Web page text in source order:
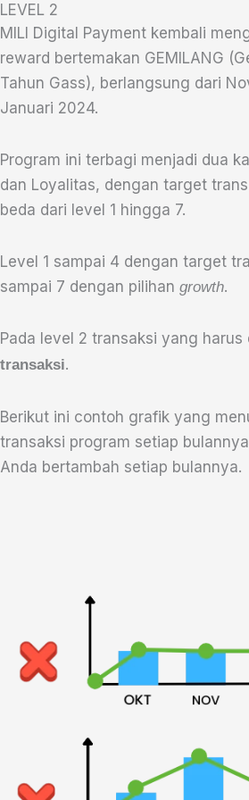
LEVEL 2
MILI Digital Payment kembali
reward bertemakan GEMILANG
Tahun Gass), berlangsung dari
Januari 2024.
Program ini terbagi menjadi dua
dan Loyalitas, dengan target
beda dari level 1 hingga 7.
Level 1 sampai 4 dengan target
sampai 7 dengan pilihan growth.
‌Pada level 2 transaksi yang harus
transaksi.
Berikut ini contoh grafik yang
transaksi program setiap
Anda bertambah setiap bulannya.